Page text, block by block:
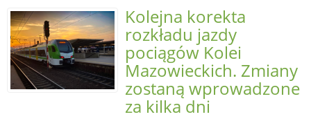
Kolejna korekta
rozkładu jazdy
pociągów Kolei
Mazowieckich. Zmiany
zostaną wprowadzone
za kilka dni